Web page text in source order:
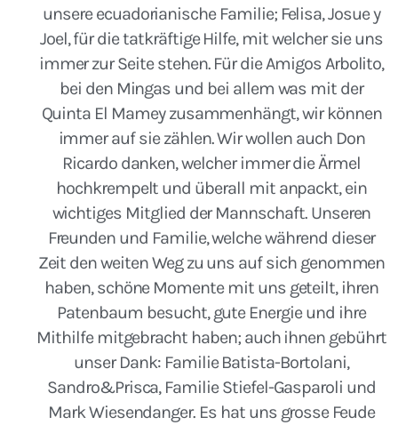
unsere ecuadorianische Familie; Felisa, Josue y
Joel, für die tatkräftige Hilfe, mit welcher sie uns
immer zur Seite stehen. Für die Amigos Arbolito,
bei den Mingas und bei allem was mit der
Quinta El Mamey zusammenhängt, wir können
immer auf sie zählen. Wir wollen auch Don
Ricardo danken, welcher immer die Ärmel
hochkrempelt und überall mit anpackt, ein
wichtiges Mitglied der Mannschaft. Unseren
Freunden und Familie, welche während dieser
Zeit den weiten Weg zu uns auf sich genommen
haben, schöne Momente mit uns geteilt, ihren
Patenbaum besucht, gute Energie und ihre
Mithilfe mitgebracht haben; auch ihnen gebührt
unser Dank: Familie Batista-Bortolani,
Sandro&Prisca, Familie Stiefel-Gasparoli und
Mark Wiesendanger. Es hat uns grosse Feude